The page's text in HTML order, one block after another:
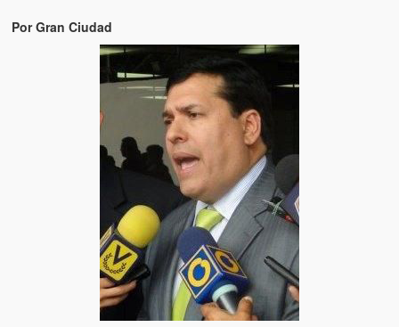
Blog. (Todos Unidos por Venezuela welcomes you to our Blog)
Acerca de este blog (About this Blog)
El Tipo y los Rojos en Los Teques (The Jerk and the Reds in
Hablé con Chavistas (I spoke with chavistas)
La burla del Chavez “tan amante de los niños” (The mockery of
Chavez “such a children lover”)
Los niños de las calles de Venezuela (Children of the streets of
Por Gran Ciudad